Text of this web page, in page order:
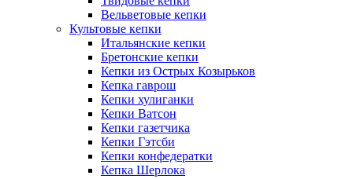
Вельветовые кепки
Культовые кепки
Итальянские кепки
Бретонские кепки
Кепки из Острых Козырьков
Кепка гаврош
Кепки хулиганки
Кепки Ватсон
Кепки газетчика
Кепки Гэтсби
Кепки конфедератки
Кепка Шерлока